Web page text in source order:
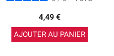
4,49 €
AJOUTER AU PANIER